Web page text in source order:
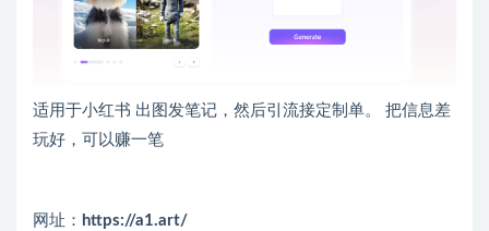
适用于小红书 出图发笔记，然后引流接定制单。 把信息差
玩好，可以赚一笔
网址： https://a1.art/